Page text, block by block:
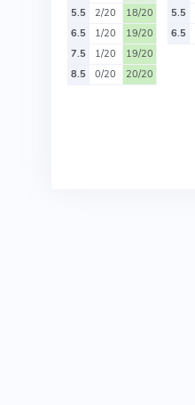
5.5
2/20
18/20
6.5
1/20
19/20
7.5
1/20
19/20
8.5
0/20 20/20
5.5
6.5